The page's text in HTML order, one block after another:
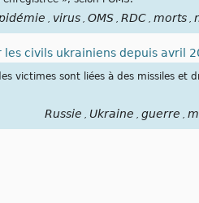
, virus , OMS , RDC , morts ,
civils ukrainiens depuis avril
victimes sont liées à des missiles et
Russie , Ukraine , guerre ,